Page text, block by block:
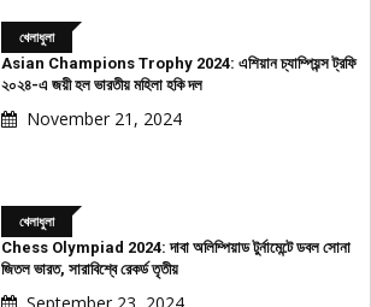
খেলাধুলা
Asian Champions Trophy 2024: এশিয়ান চ্যাম্পিয়ন্স ট্রফি
২০২৪-এ জয়ী হল ভারতীয় মহিলা হকি দল
November 21, 2024
খেলাধুলা
Chess Olympiad 2024: দাবা অলিম্পিয়াড টুর্নামেন্টে ডবল সোনা
জিতল ভারত, সারাবিশ্বে রেকর্ড তৃতীয়